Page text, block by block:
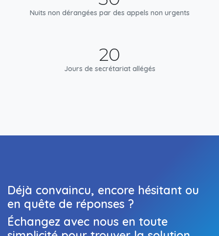
Nuits non dérangées par des appels non urgents
20
Jours de secrétariat allégés
Déjà convaincu, encore hésitant ou
en quête de réponses ?
Échangez avec nous en toute